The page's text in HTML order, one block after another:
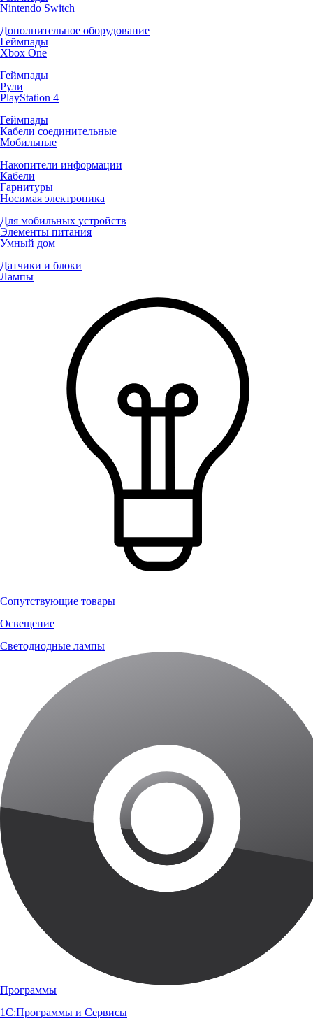
Nintendo Switch
Дополнительное оборудование
Геймпады
Xbox One
Геймпады
Рули
PlayStation 4
Геймпады
Кабели соединительные
Мобильные
Накопители информации
Кабели
Гарнитуры
Носимая электроника
Для мобильных устройств
Элементы питания
Умный дом
Датчики и блоки
Лампы
Сопутствующие товары
Освещение
Светодиодные лампы
Программы
1С:Программы и Сервисы